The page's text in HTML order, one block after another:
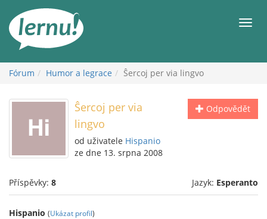
obsahu
Fórum Humor a legrace Ŝercoj per via lingvo
Odpovědět
Ŝercoj per via
lingvo
od uživatele Hispanio
ze dne 13. srpna 2008
Příspěvky: 8 Jazyk: Esperanto
Hispanio (Ukázat profil)